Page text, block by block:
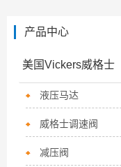
产品中心
美国Vickers威格士
液压马达
威格士调速阀
减压阀